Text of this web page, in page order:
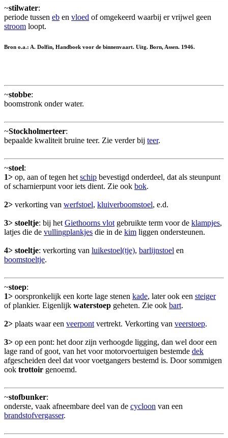
~stilwater:
periode tussen eb en vloed of omgekeerd waarbij er vrijwel geen
stroom loopt.
Bron o.a.: A. Dolfin, Handboek voor de binnenvaart. Uitg. Born, Assen. 1946.
~stobbe:
boomstronk onder water.
~Stockholmerteer:
bepaalde kwaliteit bruine teer. Zie verder bij teer.
~stoel:
1> op, aan of tegen het schip bevestigd onderdeel, dat als steunpunt
of scharnierpunt voor iets dient. Zie ook bok.
2> verkorting van werfstoel, kluiverboomstoel, e.d.
3> stoeltje: bij het Giethoorns vlot gebruikte term voor de klampjes,
latjes die de vullingplankjes die in de kim liggen ondersteunen.
4> stoeltje: verkorting van luikestoel(tje), barlijnstoel en
boomstoeltje.
~stoep:
1> oorspronkelijk een korte lage stenen kade, later ook een steiger
of plankier. Eigenlijk waterstoep geheten. Zie ook bart.
2> plaats waar een veerpont vertrekt. Verkorting van veerstoep.
3> op een pont: het door zijn verhoogde ligging, dan wel door een
lage rand of goot, van het voor motorvoertuigen bestemde dek
afgescheiden deel dat voor voetgangers bestemd is. Door sommigen
ook trottoir genoemd.
~stofbunker:
onderste, vaak afneembare deel van de cycloon van een
brandstofvergasser.